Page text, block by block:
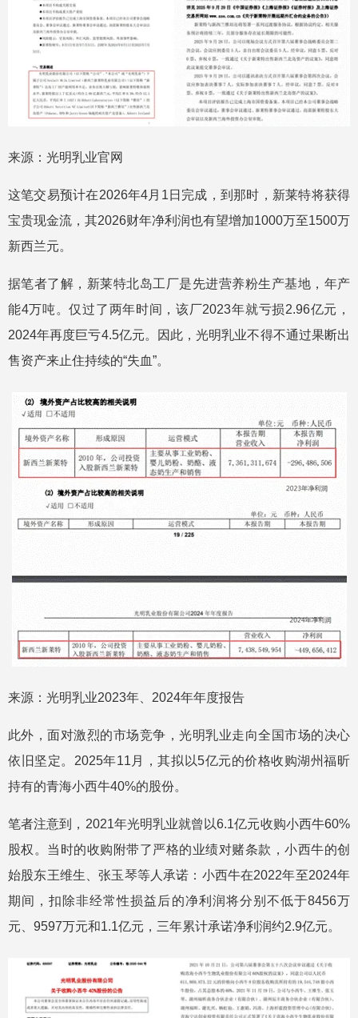
来源：光明乳业官网
这笔交易预计在2026年4月1日完成，到那时，新莱特将获得
宝贵现金流，其2026财年净利润也有望增加1000万至1500万
新西兰元。
据笔者了解，新莱特北岛工厂是先进营养粉生产基地，年产
能4万吨。仅过了两年时间，该厂2023年就亏损2.96亿元，
2024年再度巨亏4.5亿元。因此，光明乳业不得不通过果断出
售资产来止住持续的“失血”。
来源：光明乳业2023年、2024年年度报告
此外，面对激烈的市场竞争，光明乳业走向全国市场的决心
依旧坚定。2025年11月，其拟以5亿元的价格收购湖州福昕
持有的青海小西牛40%的股份。
笔者注意到，2021年光明乳业就曾以6.1亿元收购小西牛60%
股权。当时的收购附带了严格的业绩对赌条款，小西牛的创
始股东王维生、张玉琴等人承诺：小西牛在2022年至2024年
期间，扣除非经常性损益后的净利润将分别不低于8456万
元、9597万元和1.1亿元，三年累计承诺净利润约2.9亿元。